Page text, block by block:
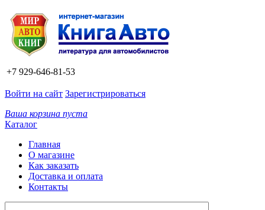
+7 929-646-81-53
Войти на сайт Зарегистрироваться
Ваша корзина пуста
Каталог
Главная
О магазине
Как заказать
Доставка и оплата
Контакты